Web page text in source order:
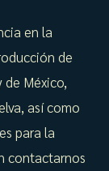
en la
de
México,
así como
para la
contactarnos